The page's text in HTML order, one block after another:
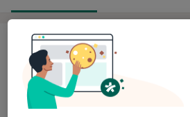
Experiência
Principais doenças tratadas
Transtorno da Personalidade
Ansiedade Da Separação